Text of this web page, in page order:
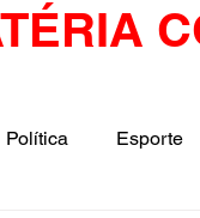
Política Esporte